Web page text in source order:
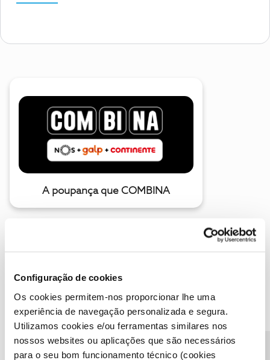
Configuração de cookies
Os cookies permitem-nos proporcionar lhe uma
experiência de navegação personalizada e segura.
Utilizamos cookies e/ou ferramentas similares nos
nossos websites ou aplicações que são necessários
para o seu bom funcionamento técnico (cookies
A poupança que COMBINA
Descubra as novidades de julho